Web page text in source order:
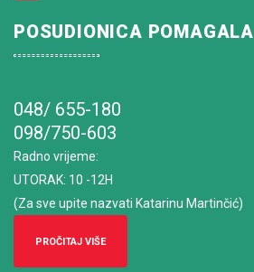
POSUDIONICA POMAGALA
048/ 655-180
098/750-603
Radno vrijeme:
UTORAK: 10 -12H
(Za sve upite nazvati Katarinu Martinčić)
PROČITAJ VIŠE